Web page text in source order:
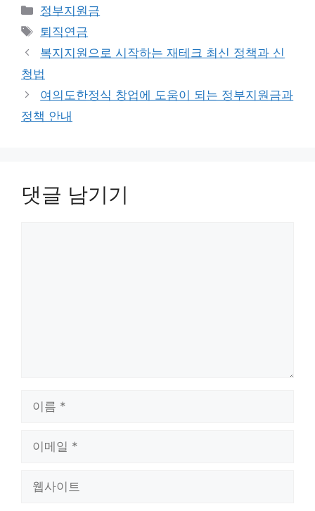
카
테
리
정부지원금
태
그
퇴직연금
복지지원으로 시작하는 재테크 최신 정책과 신
청법
여의도한정식 창업에 도움이 되는 정부지원금과
정책 안내
댓글 남기기